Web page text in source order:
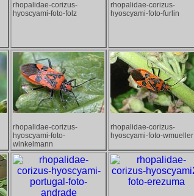
rhopalidae-corizus-
hyoscyami-foto-folz
rhopalidae-corizus-
hyoscyami-foto-furlin
rhopalidae-corizus-
hyoscyami-foto-
winkelmann
rhopalidae-corizus-
hyoscyami-foto-wmueller